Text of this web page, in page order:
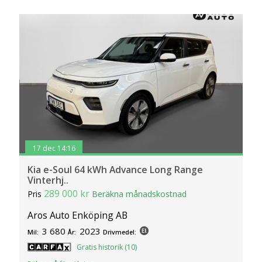
17 dec 14:16
Kia e-Soul 64 kWh Advance Long Range
Vinterhj..
Pris 289 000 kr Beräkna månadskostnad
Aros Auto Enköping AB
Mil: 3 680 År: 2023 Drivmedel:
Gratis historik (10)